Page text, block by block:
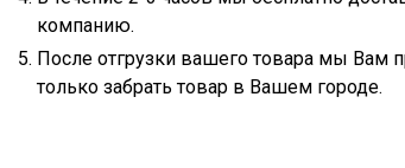
компанию.
После отгрузки вашего товара мы Вам
только забрать товар в Вашем городе.